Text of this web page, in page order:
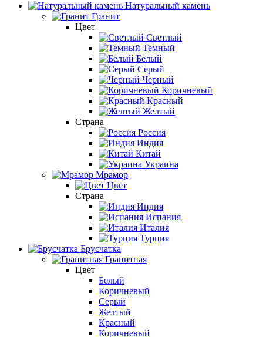
Натуральный камень
Гранит
Цвет
Светлый
Темный
Белый
Серый
Черный
Коричневый
Красный
Желтый
Страна
Россия
Индия
Китай
Украина
Мрамор
Цвет
Страна
Индия
Испания
Италия
Турция
Брусчатка
Гранитная
Цвет
Белый
Коричневый
Серый
Желтый
Красный
Коричневый